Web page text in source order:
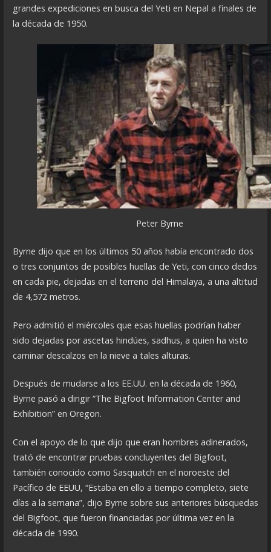
grandes expediciones en busca del Yeti en Nepal a finales de
la década de 1950.
Peter Byrne
Byrne dijo que en los últimos 50 años había encontrado dos
o tres conjuntos de posibles huellas de Yeti, con cinco dedos
en cada pie, dejadas en el terreno del Himalaya, a una altitud
de 4,572 metros.
Pero admitió el miércoles que esas huellas podrían haber
sido dejadas por ascetas hindúes, sadhus, a quien ha visto
caminar descalzos en la nieve a tales alturas.
Después de mudarse a los EE.UU. en la década de 1960,
Byrne pasó a dirigir “The Bigfoot Information Center and
Exhibition” en Oregon.
Con el apoyo de lo que dijo que eran hombres adinerados,
trató de encontrar pruebas concluyentes del Bigfoot,
también conocido como Sasquatch en el noroeste del
Pacífico de EEUU, “Estaba en ello a tiempo completo, siete
días a la semana”, dijo Byrne sobre sus anteriores búsquedas
del Bigfoot, que fueron financiadas por última vez en la
década de 1990.